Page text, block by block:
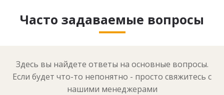
Часто задаваемые вопросы
Здесь вы найдете ответы на основные вопросы.
Если будет что-то непонятно - просто свяжитесь с
нашими менеджерами